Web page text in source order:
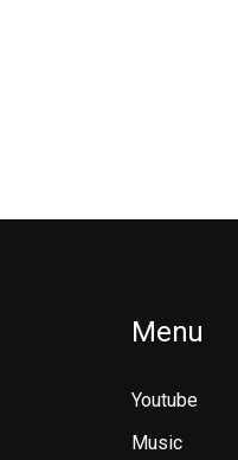
Menu
Youtube
Music